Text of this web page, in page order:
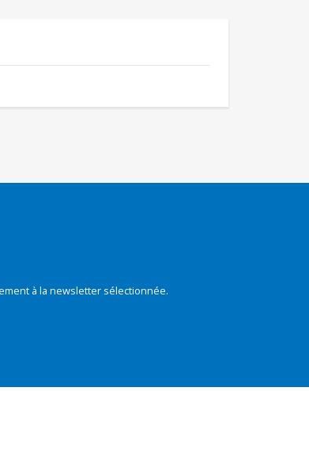
à la newsletter sélectionnée.